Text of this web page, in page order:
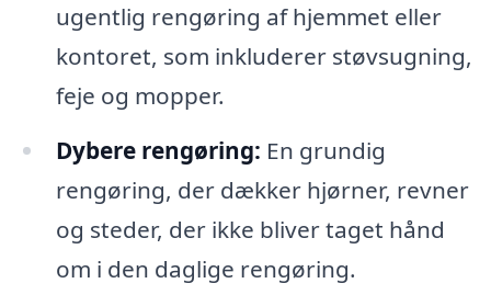
ugentlig rengøring af hjemmet eller
kontoret, som inkluderer støvsugning,
feje og mopper.
Dybere rengøring: En grundig
rengøring, der dækker hjørner, revner
og steder, der ikke bliver taget hånd
om i den daglige rengøring.